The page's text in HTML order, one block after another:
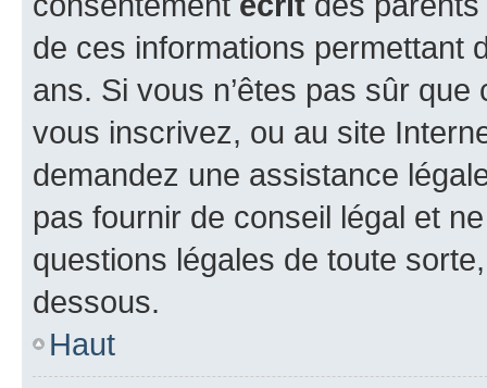
de ces informations permettant
ans. Si vous n’êtes pas sûr
vous inscrivez, ou au site
demandez une assistance
pas fournir de conseil légal et
questions légales de toute
dessous.
Haut